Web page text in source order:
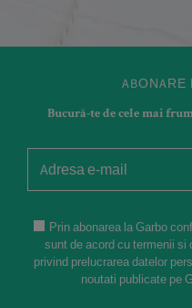
ABONARE
Bucură-te de cele mai
Prin abonarea la Garbo
sunt de acord cu termenii
privind prelucrarea datelor
noutati publicate pe